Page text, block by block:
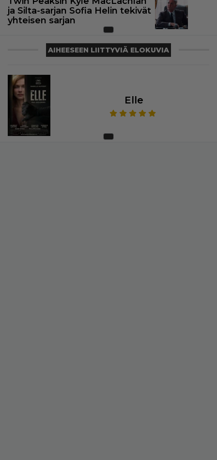
ja Silta-sarjan Sofia Helin tekivät
yhteisen sarjan
AIHEESEEN LIITTYVIÄ ELOKUVIA
Elle